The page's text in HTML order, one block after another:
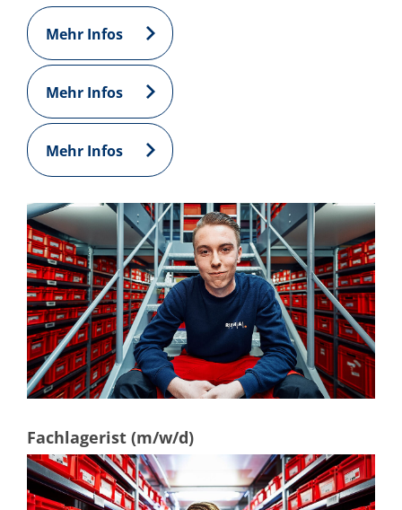
Mehr Infos
Mehr Infos
Mehr Infos
Fachlagerist (m/w/d)